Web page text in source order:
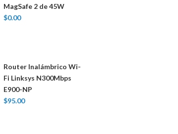
MagSafe 2 de 45W
$0.00
Router Inalámbrico Wi-
Fi Linksys N300Mbps
E900-NP
$95.00